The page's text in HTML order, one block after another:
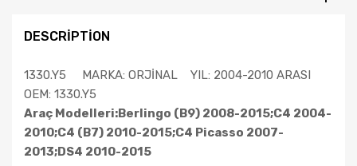
DESCRIPTION
1330.Y5 MARKA: ORJİNAL YIL: 2004-2010 ARASI
OEM: 1330.Y5
Araç Modelleri:Berlingo (B9) 2008-2015;C4 2004-
2010;C4 (B7) 2010-2015;C4 Picasso 2007-
2013;DS4 2010-2015